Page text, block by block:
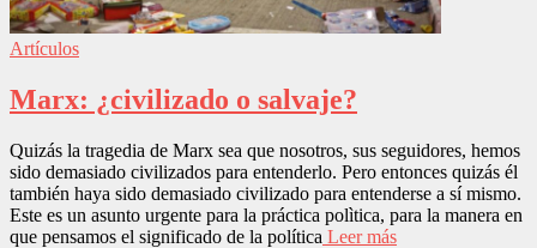
Artículos
Marx: ¿civilizado o salvaje?
Quizás la tragedia de Marx sea que nosotros, sus seguidores, hemos
sido demasiado civilizados para entenderlo. Pero entonces quizás él
también haya sido demasiado civilizado para entenderse a sí mismo.
Este es un asunto urgente para la práctica polìtica, para la manera en
que pensamos el significado de la política Leer más